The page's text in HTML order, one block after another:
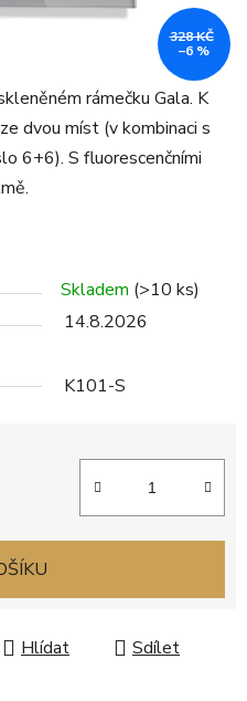
rámečku Gala. K
dvou míst (v kombinaci s
6+6). S fluorescenčními
Skladem (>10 ks)
14.8.2026
K101-S
Hlídat Sdílet
328 KČ
–6 %